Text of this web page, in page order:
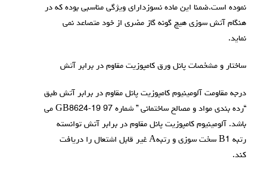
نموده است.ضمنا اين ماده نسوزداراي ويژگي مناسبي بوده كه در
هنگام آتش سوزی هيچ گونه گاز مضری از خود متصاعد نمی
نمايد.
ساختار و مشخصات پانل ورق کامپوزیت مقاوم در برابر آتش
درجه مقاومت آلومينيوم كامپوزيت پانل مقاوم در برابر آتش طبق
“رده بندي مواد و مصالح ساختماني ” شماره GB8624-19 97 مي
باشد. آلومينيوم كامپوزيت پانل مقاوم در برابر آتش توانسته
رتبه B1 سخت سوزي و رتبهA غير قابل اشتعال را دريافت
كند.